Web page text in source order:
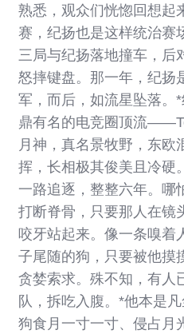
熟悉，观众们恍惚回想起
赛，纪扬也是这样统治赛
三局与纪扬落地撞车，后
怒摔键盘。那一年，纪扬
军，而后，如流星坠落。
鼎有名的电竞圈顶流
月神，真名景牧野，东欧
挥，长相极其俊美且冷硬
一路追逐，整整六年。哪
打断脊骨，只要那人在镜
咬牙站起来。像一条嗅着
子尾随的狗，只要被他摸
贪婪索求。殊不知，有人
队，拆吃入腹。*他本是
狗食月一寸一寸、侵占月